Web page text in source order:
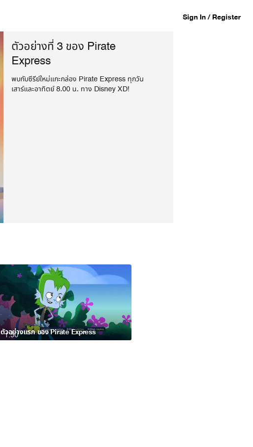
Sign In / Register
ตัวอย่างที่ 3 ของ Pirate
Express
พบกับซีรีย์ใหม่แกะกล่อง Pirate Express ทุกวัน
เสาร์และอาทิตย์ 8.00 น. ทาง Disney XD!
1:50
ตัวอย่างแรก ของ Pirate Express